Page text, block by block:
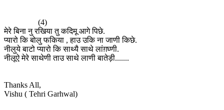
(4)
मेरे बिना नु रखिया तु कदिमू आगे पिछे.
प्यारो कि बोलु फकिया , हाउ उकि ना जाणी किछे.
नीलुये बाटो प्यारो कि साथ्यै साथे लांग़घ्णी.
नीलूऐ मेरे साथेणी ताउ साथे लाणी बातेड़ी.......
Thanks All,
Vishu ( Tehri Garhwal)